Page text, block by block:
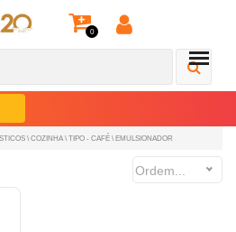
0
\ COZINHA \ TIPO - CAFÉ \ EMULSIONADOR
Ordem...